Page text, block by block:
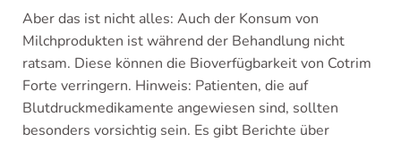
Aber das ist nicht alles: Auch der Konsum von
Milchprodukten ist während der Behandlung nicht
ratsam. Diese können die Bioverfügbarkeit von Cotrim
Forte verringern. Hinweis: Patienten, die auf
Blutdruckmedikamente angewiesen sind, sollten
besonders vorsichtig sein. Es gibt Berichte über